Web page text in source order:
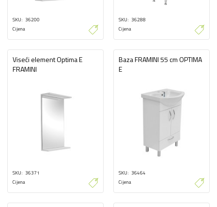
SKU 36200
Cijena
SKU 36288
Cijena
Viseći element Optima E
FRAMINI
SKU 36371
Cijena
Baza FRAMINI 55 cm OPTIMA
E
SKU 36464
Cijena